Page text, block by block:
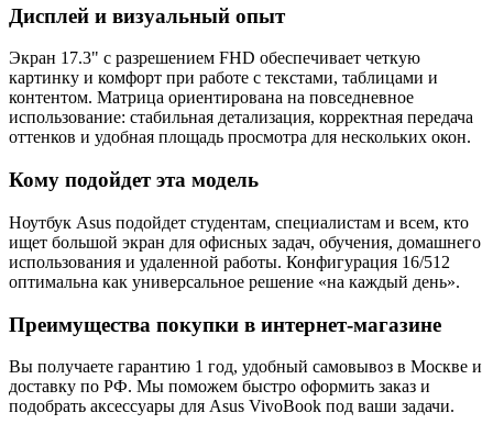
Дисплей и визуальный опыт
Экран 17.3" с разрешением FHD обеспечивает четкую
картинку и комфорт при работе с текстами, таблицами и
контентом. Матрица ориентирована на повседневное
использование: стабильная детализация, корректная передача
оттенков и удобная площадь просмотра для нескольких окон.
Кому подойдет эта модель
Ноутбук Asus подойдет студентам, специалистам и всем, кто
ищет большой экран для офисных задач, обучения, домашнего
использования и удаленной работы. Конфигурация 16/512
оптимальна как универсальное решение «на каждый день».
Преимущества покупки в интернет-магазине
Вы получаете гарантию 1 год, удобный самовывоз в Москве и
доставку по РФ. Мы поможем быстро оформить заказ и
подобрать аксессуары для Asus VivoBook под ваши задачи.